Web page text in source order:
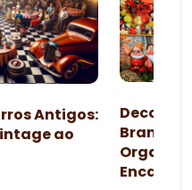
Antigos:
ao
Branca